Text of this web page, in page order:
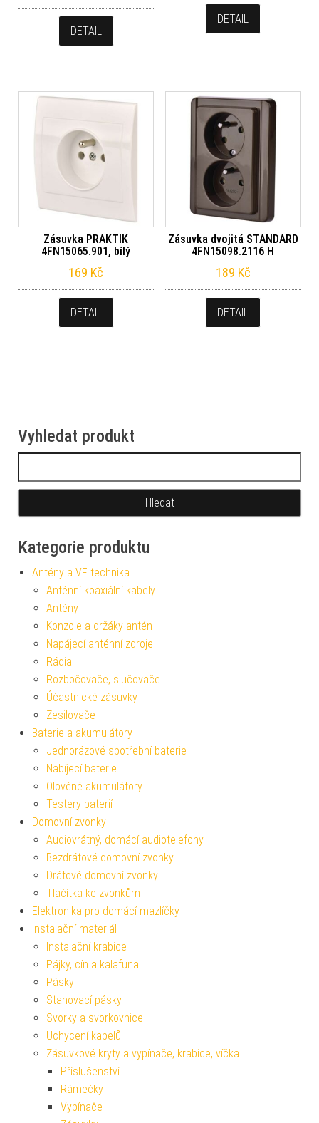
DETAIL
DETAIL
Zásuvka PRAKTIK
4FN15065.901, bílý
169 Kč
DETAIL
Zásuvka dvojitá STANDARD
4FN15098.2116 H
189 Kč
DETAIL
Vyhledat produkt
Kategorie produktu
Antény a VF technika
Anténní koaxiální kabely
Antény
Konzole a držáky antén
Napájecí anténní zdroje
Rádia
Rozbočovače, slučovače
Účastnické zásuvky
Zesilovače
Baterie a akumulátory
Jednorázové spotřební baterie
Nabíjecí baterie
Olověné akumulátory
Testery baterií
Domovní zvonky
Audiovrátný, domácí audiotelefony
Bezdrátové domovní zvonky
Drátové domovní zvonky
Tlačítka ke zvonkům
Elektronika pro domácí mazlíčky
Instalační materiál
Instalační krabice
Pájky, cín a kalafuna
Pásky
Stahovací pásky
Svorky a svorkovnice
Uchycení kabelů
Zásuvkové kryty a vypínače, krabice, víčka
Příslušenství
Rámečky
Vypínače